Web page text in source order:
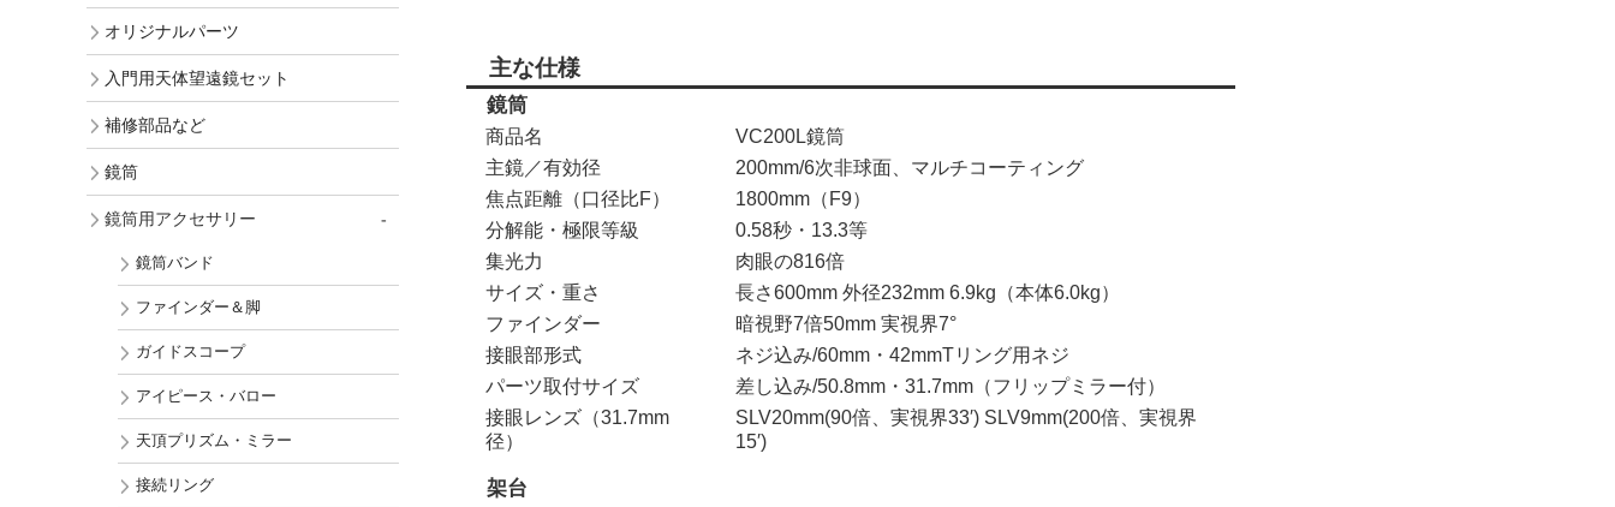
主な仕様
鏡筒
商品名
VC200L鏡筒
主鏡／有効径
200mm/6次非球面、マルチコーティング
焦点距離（口径比F）
1800mm（F9）
分解能・極限等級
0.58秒・13.3等
集光力
肉眼の816倍
サイズ・重さ
長さ600mm 外径232mm 6.9kg（本体6.0kg）
ファインダー
暗視野7倍50mm 実視界7°
接眼部形式
ネジ込み/60mm・42mmTリング用ネジ
パーツ取付サイズ
差し込み/50.8mm・31.7mm（フリップミラー付）
接眼レンズ（31.7mm
径）
SLV20mm(90倍、実視界33′) SLV9mm(200倍、実視界
15′)
架台
オリジナルパーツ
入門用天体望遠鏡セット
補修部品など
鏡筒
鏡筒用アクセサリー
鏡筒バンド
ファインダー＆脚
ガイドスコープ
アイピース・バロー
天頂プリズム・ミラー
接続リング